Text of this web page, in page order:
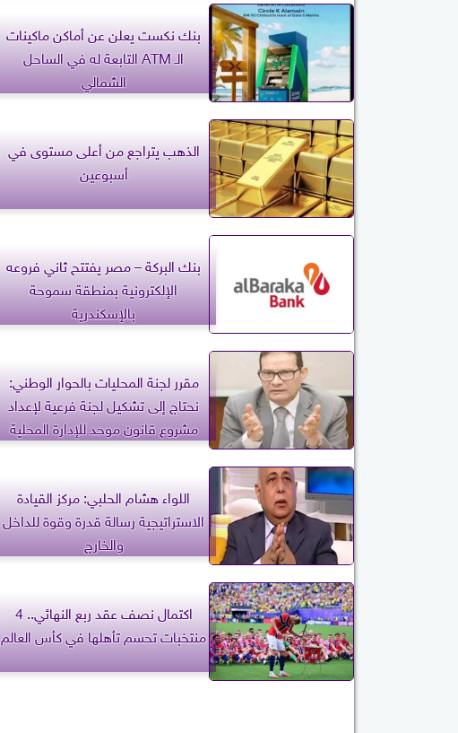
بنك نكست يعلن عن أماكن ماكينات
الـ ATM التابعة له في الساحل
الشمالي
الذهب يتراجع من أعلى مستوى في
أسبوعين
بنك البركة – مصر يفتتح ثاني فروعه
الإلكترونية بمنطقة سموحة
بالإسكندرية
مقرر لجنة المحليات بالحوار الوطني:
نحتاج إلى تشكيل لجنة فرعية لإعداد
مشروع قانون موحد للإدارة المحلية
اللواء هشام الحلبي: مركز القيادة
الاستراتيجية رسالة قدرة وقوة للداخل
والخارج
اكتمال نصف عقد ربع النهائي.. 4
منتخبات تحسم تأهلها في كأس العالم